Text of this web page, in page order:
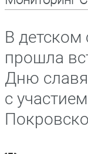
В детском
прошла
Дню
с